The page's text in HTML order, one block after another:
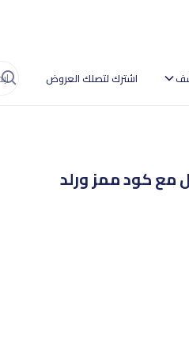
اشترك لتصلك العروض
مع كود ممز ورلد